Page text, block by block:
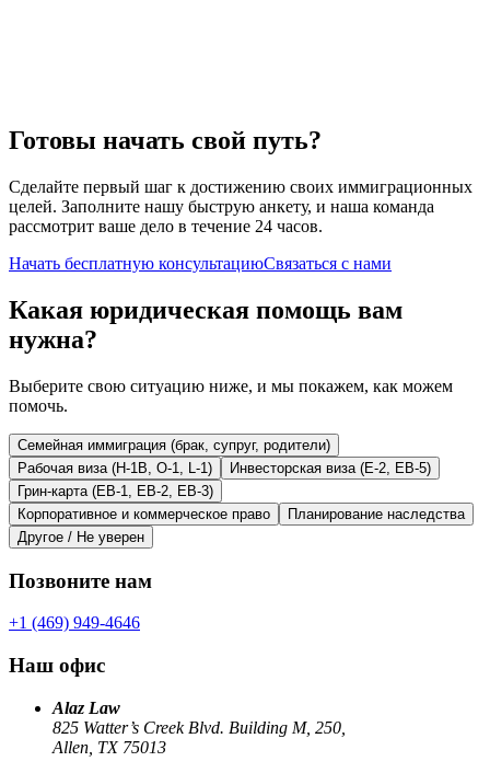
Готовы начать свой путь?
Сделайте первый шаг к достижению своих иммиграционных
целей. Заполните нашу быструю анкету, и наша команда
рассмотрит ваше дело в течение 24 часов.
Начать бесплатную консультациюСвязаться с нами
Какая юридическая помощь вам
нужна?
Выберите свою ситуацию ниже, и мы покажем, как можем
помочь.
Семейная иммиграция (брак, супруг, родители)
Рабочая виза (H-1B, O-1, L-1)
Инвесторская виза (E-2, EB-5)
Грин-карта (EB-1, EB-2, EB-3)
Корпоративное и коммерческое право
Планирование наследства
Другое / Не уверен
Позвоните нам
+1 (469) 949-4646
Наш офис
Alaz Law
825 Watter’s Creek Blvd. Building M, 250,
Allen, TX 75013